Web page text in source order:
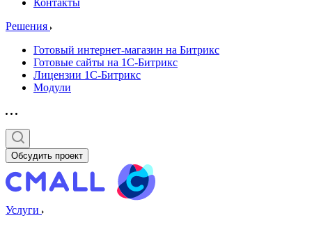
Контакты
Решения
Готовый интернет-магазин на Битрикс
Готовые сайты на 1С-Битрикс
Лицензии 1С-Битрикс
Модули
Обсудить проект
Услуги